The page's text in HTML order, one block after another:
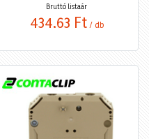
Bruttó listaár
434,63 Ft / db